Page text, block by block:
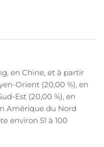
en Chine, et à partir
Orient (20,00 %), en
Est (20,00 %), en
Amérique du Nord
environ 51 à 100